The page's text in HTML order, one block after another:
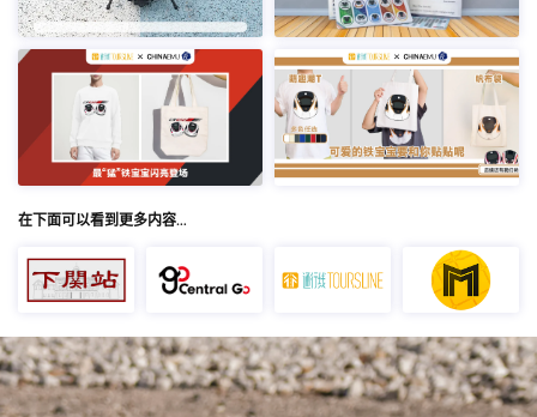
在下面可以看到更多内容…